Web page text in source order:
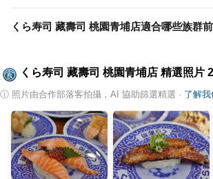
くら寿司 藏壽司 桃園青埔店適合哪些族群
くら寿司 藏壽司 桃園青埔店 精選照片
ⓘ 照片由合作部落客拍攝，AI 協助篩選精選 · 了解